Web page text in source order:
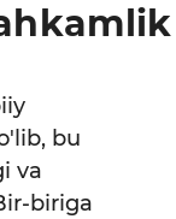
bu
va
biriga